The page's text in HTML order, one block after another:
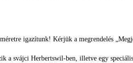
méretre igazítunk! Kérjük a megrendelés
svájci Herbertswil-ben, illetve egy